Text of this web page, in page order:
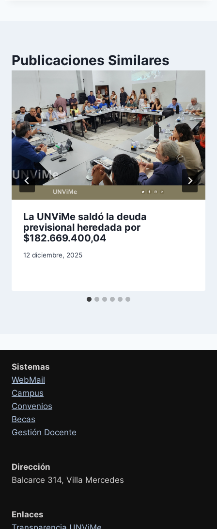
Publicaciones Similares
La UNViMe saldó la deuda
previsional heredada por
$182.669.400,04
12 diciembre, 2025
Sistemas
WebMail
Campus
Convenios
Becas
Gestión Docente
Dirección
Balcarce 314, Villa Mercedes
Enlaces